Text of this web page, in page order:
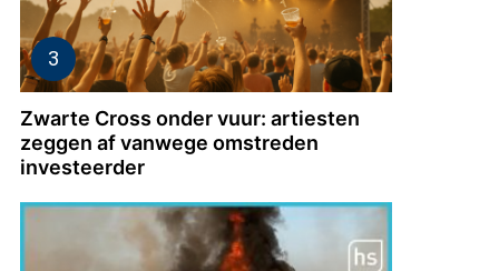
Zwarte Cross onder vuur: artiesten
zeggen af vanwege omstreden
investeerder